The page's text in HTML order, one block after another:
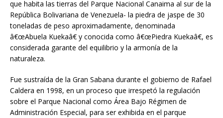
que habita las tierras del Parque Nacional Canaima al sur de la
República Bolivariana de Venezuela- la piedra de jaspe de 30
toneladas de peso aproximadamente, denominada
â€œAbuela Kuekaâ€ y conocida como â€œPiedra Kuekaâ€, es
considerada garante del equilibrio y la armonía de la
naturaleza.
Fue sustraída de la Gran Sabana durante el gobierno de Rafael
Caldera en 1998, en un proceso que irrespetó la regulación
sobre el Parque Nacional como Área Bajo Régimen de
Administración Especial, para ser exhibida en el parque